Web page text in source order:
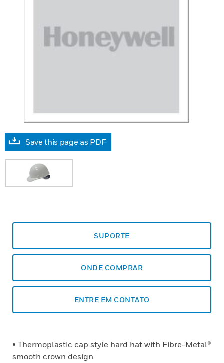
Save this page as PDF
SUPORTE
ONDE COMPRAR
ENTRE EM CONTATO
• Thermoplastic cap style hard hat with Fibre-Metal®
smooth crown design